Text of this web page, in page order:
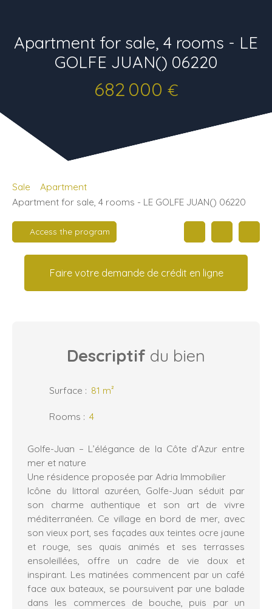
Apartment for sale, 4 rooms - LE
GOLFE JUAN() 06220
682 000 €
Sale
Apartment
Apartment for sale, 4 rooms - LE GOLFE JUAN() 06220
Access the program
Faire votre demande de crédit en ligne
Descriptif du bien
Surface : 81 m²
Rooms : 4
Golfe-Juan – L’élégance de la Côte d’Azur entre
mer et nature
Une résidence proposée par Adria Immobilier
Icône du littoral azuréen, Golfe-Juan séduit par
son charme authentique et son art de vivre
méditerranéen. Ce village en bord de mer, avec
son vieux port, ses façades aux teintes ocre jaune
et rouge, ses quais animés et ses terrasses
ensoleillées, offre un cadre de vie doux et
inspirant. Les matinées commencent par un café
face aux bateaux, se poursuivent par une balade
dans les commerces de bouche, puis par un